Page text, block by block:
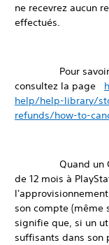
ne recevrez aucun
effectués.
Pour savoir
consultez la page
help/help-library/
refunds/how-to-
Quand un
de 12 mois à
son compte (même
signifie que, si un
suffisants dans son